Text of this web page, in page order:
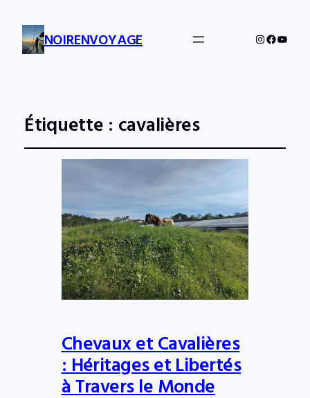
NOIRENVOYAGE Instagram
Étiquette : cavalières
Chevaux et Cavalières
: Héritages et Libertés
à Travers le Monde